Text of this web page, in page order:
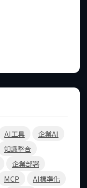
AI工具
企業AI
知識整合
企業部署
MCP
AI標準化